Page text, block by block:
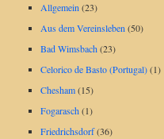
Allgemein(23)
Aus dem Vereinsleben(50)
Bad Wimsbach(23)
Celorico de Basto (Portugal)(1)
Chesham(15)
Fogarasch(1)
Friedrichsdorf(36)